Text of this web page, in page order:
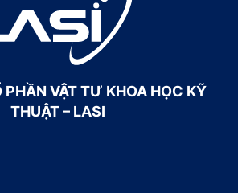
PHẦN VẬT TƯ KHOA HỌC KỸ
THUẬT – LASI